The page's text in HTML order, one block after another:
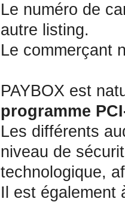
Le numéro de
autre listing.
Le commerçant
PAYBOX est
programme
Les différents
niveau de
technologique,
Il est également